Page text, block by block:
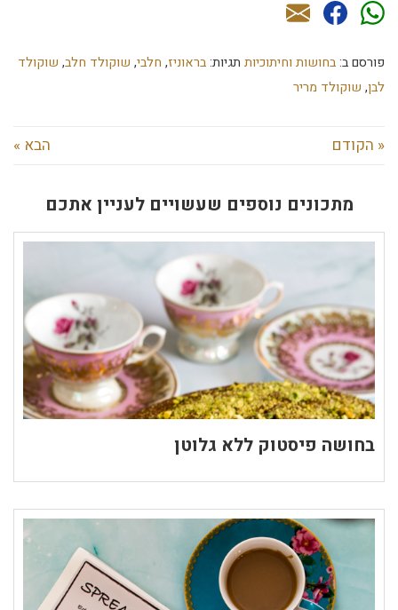
פורסם ב:בחושות וחיתוכיות תגיות:בראוניז, חלבי, שוקולד חלב, שוקולד
לבן, שוקולד מריר
« הקודם הבא »
מתכונים נוספים שעשויים לעניין אתכם
בחושה פיסטוק ללא גלוטן